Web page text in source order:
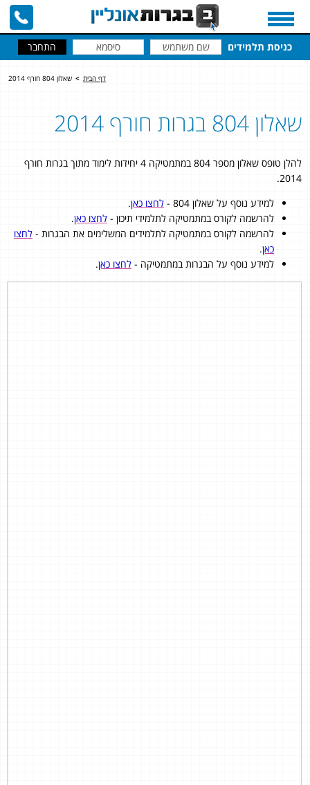
כניסת תלמידים
דף הבית > שאלון 804 חורף 2014
שאלון 804 בגרות חורף 2014
להלן טופס שאלון מספר 804 במתמטיקה 4 יחידות לימוד מתוך בגרות חורף
2014.
למידע נוסף על שאלון 804 -
לחצו כאן.
להרשמה לקורס במתמטיקה לתלמידי תיכון - לחצו כאן.
להרשמה לקורס במתמטיקה לתלמידים המשלימים את הבגרות - לחצו
כאן.
למידע נוסף על הבגרות במתמטיקה - לחצו כאן.